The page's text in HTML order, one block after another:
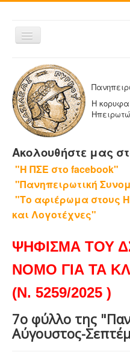
Εναλλαγή
πλοήγησης
ΑΡΧΙΚΗ
Η ΠΑΝΗΠΕΙΡΩΤΙΚΗ
ΔΕΛΤΙΑ ΤΥΠΟΥ
ΑΔΕΛΦΟΤΗΤΕΣ-
Η ΕΦΗΜΕΡΙΔΑ ΜΑΣ
ΕΦΗΜΕΡΙΔΕΣ ΑΔΕΛΦΟΤΗΤΩΝ
ΕΠΙΚΟΙΝΩΝΙΑ
Η
Ακολουθήστε μας
"Η ΠΣΕ στο facebook"
"Πανηπειρωτική
"Το αφιέρωμα στους
και Λογοτέχνες"
ΨΗΦΙΣΜΑ ΤΟΥ
ΝΟΜΟ ΓΙΑ ΤΑ
(Ν. 5259/2025 )
7ο φύλλο της
Αύγουστος-